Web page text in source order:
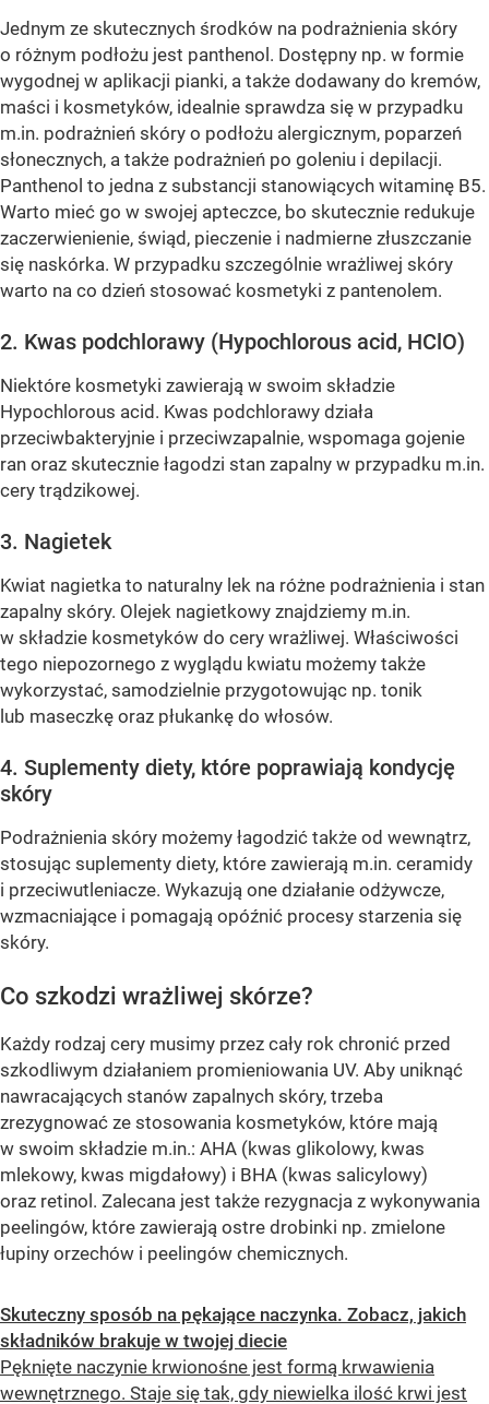
Jednym ze skutecznych środków na podrażnienia skóry
o różnym podłożu jest panthenol. Dostępny np. w formie
wygodnej w aplikacji pianki, a także dodawany do kremów,
maści i kosmetyków, idealnie sprawdza się w przypadku
m.in. podrażnień skóry o podłożu alergicznym, poparzeń
słonecznych, a także podrażnień po goleniu i depilacji.
Panthenol to jedna z substancji stanowiących witaminę B5.
Warto mieć go w swojej apteczce, bo skutecznie redukuje
zaczerwienienie, świąd, pieczenie i nadmierne złuszczanie
się naskórka. W przypadku szczególnie wrażliwej skóry
warto na co dzień stosować kosmetyki z pantenolem.
2. Kwas podchlorawy (Hypochlorous acid, HClO)
Niektóre kosmetyki zawierają w swoim składzie
Hypochlorous acid. Kwas podchlorawy działa
przeciwbakteryjnie i przeciwzapalnie, wspomaga gojenie
ran oraz skutecznie łagodzi stan zapalny w przypadku m.in.
cery trądzikowej.
3. Nagietek
Kwiat nagietka to naturalny lek na różne podrażnienia i stan
zapalny skóry. Olejek nagietkowy znajdziemy m.in.
w składzie kosmetyków do cery wrażliwej. Właściwości
tego niepozornego z wyglądu kwiatu możemy także
wykorzystać, samodzielnie przygotowując np. tonik
lub maseczkę oraz płukankę do włosów.
4. Suplementy diety, które poprawiają kondycję
skóry
Podrażnienia skóry możemy łagodzić także od wewnątrz,
stosując suplementy diety, które zawierają m.in. ceramidy
i przeciwutleniacze. Wykazują one działanie odżywcze,
wzmacniające i pomagają opóźnić procesy starzenia się
skóry.
Co szkodzi wrażliwej skórze?
Każdy rodzaj cery musimy przez cały rok chronić przed
szkodliwym działaniem promieniowania UV. Aby uniknąć
nawracających stanów zapalnych skóry, trzeba
zrezygnować ze stosowania kosmetyków, które mają
w swoim składzie m.in.: AHA (kwas glikolowy, kwas
mlekowy, kwas migdałowy) i BHA (kwas salicylowy)
oraz retinol. Zalecana jest także rezygnacja z wykonywania
peelingów, które zawierają ostre drobinki np. zmielone
łupiny orzechów i peelingów chemicznych.
Skuteczny sposób na pękające naczynka. Zobacz, jakich
składników brakuje w twojej diecie
Pęknięte naczynie krwionośne jest formą krwawienia
wewnętrznego. Staje się tak, gdy niewielka ilość krwi jest